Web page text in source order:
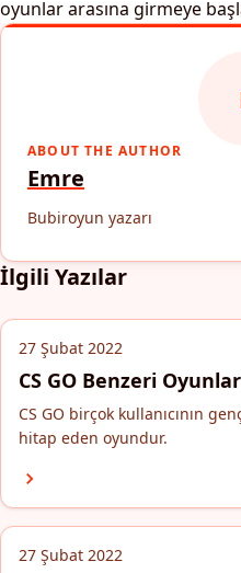
oyunlar arasına girmeye
ABOUT THE AUTHOR
Emre
Bubiroyun yazarı
İlgili Yazılar
27 Şubat 2022
CS GO Benzeri Oyunlar
CS GO birçok kullanıcının
hitap eden oyundur.
27 Şubat 2022